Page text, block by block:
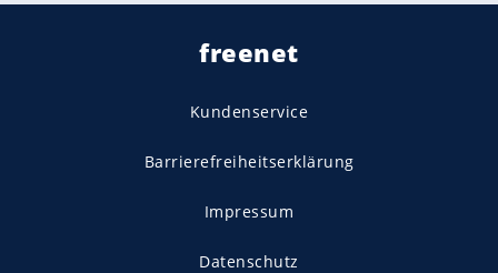
freenet
Kundenservice
Barrierefreiheitserklärung
Impressum
Datenschutz